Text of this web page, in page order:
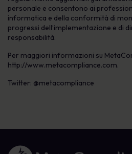
personale e consentono ai
informatica e della conformità di
progressi dell’implementazione e di
responsabilità.
Per maggiori informazioni su
http://www.metacompliance.com.
Twitter: @metacompliance
Link alla homepage